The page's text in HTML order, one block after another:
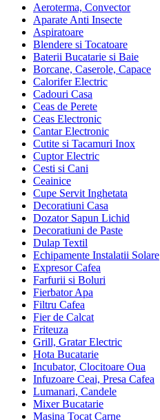
Aeroterma, Convector
Aparate Anti Insecte
Aspiratoare
Blendere si Tocatoare
Baterii Bucatarie si Baie
Borcane, Caserole, Capace
Calorifer Electric
Cadouri Casa
Ceas de Perete
Ceas Electronic
Cantar Electronic
Cutite si Tacamuri Inox
Cuptor Electric
Cesti si Cani
Ceainice
Cupe Servit Inghetata
Decoratiuni Casa
Dozator Sapun Lichid
Decoratiuni de Paste
Dulap Textil
Echipamente Instalatii Solare
Expresor Cafea
Farfurii si Boluri
Fierbator Apa
Filtru Cafea
Fier de Calcat
Friteuza
Grill, Gratar Electric
Hota Bucatarie
Incubator, Clocitoare Oua
Infuzoare Ceai, Presa Cafea
Lumanari, Candele
Mixer Bucatarie
Masina Tocat Carne